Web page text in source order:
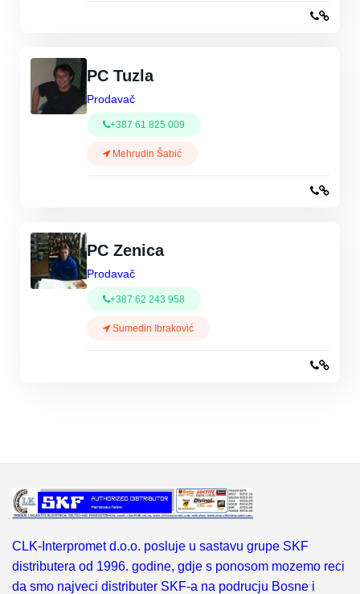
PC Tuzla
Prodavač
+387 61 825 009
Mehrudin Šabić
PC Zenica
Prodavač
+387 62 243 958
Sumedin Ibraković
CLK-Interpromet d.o.o. posluje u sastavu grupe SKF
distributera od 1996. godine, gdje s ponosom mozemo reci
da smo najveci distributer SKF-a na podrucju Bosne i